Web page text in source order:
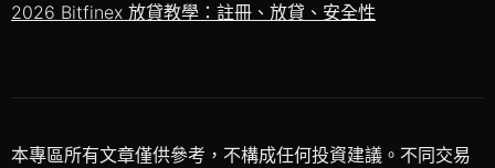
2026 Bitfinex 放貸教學：註冊、放貸、安全性
本專區所有文章僅供參考，不構成任何投資建議。不同交易